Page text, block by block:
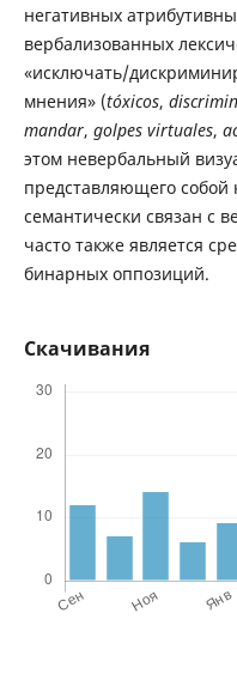
негативных
вербализованных
«исключать/
мнения» (tóxicos,
mandar, golpes virtuales,
этом невербальный
представляющего собой
семантически связан с
часто также является
бинарных оппозиций.
Скачивания